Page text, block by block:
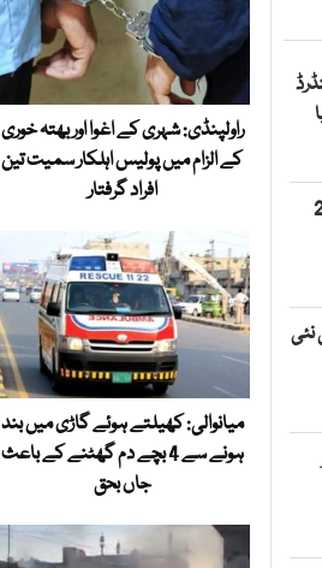
2026
نئی
راولپنڈی: شہری کے اغوا اور بھتہ خوری
کے الزام میں پولیس اہلکار سمیت تین
افراد گرفتار
میانوالی: کھیلتے ہوئے گاڑی میں بند
ہونے سے 4 بچے دم گھٹنے کے باعث
جاں بحق